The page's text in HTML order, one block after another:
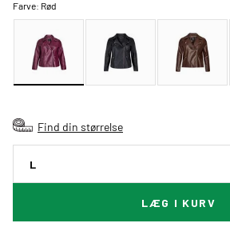
Farve: Rød
Find din størrelse
L
LÆG I KURV